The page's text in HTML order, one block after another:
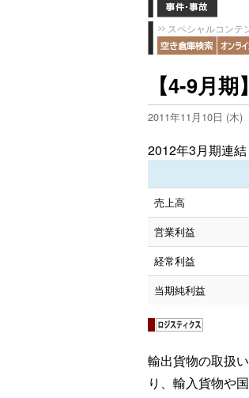
スペシャルコンテ
【4-9月
2011年11月10日 (木)
2012年3月期連結
売上高
営業利益
経常利益
当期純利益
輸出貨物の取扱
り、輸入貨物や